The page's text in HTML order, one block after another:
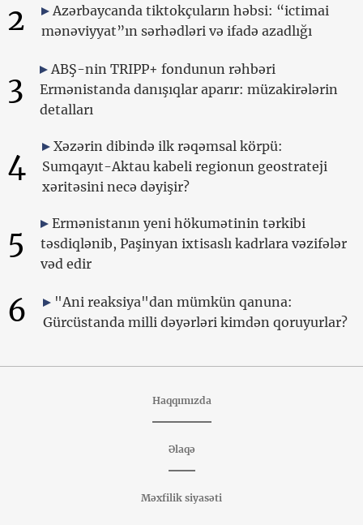
2
Azərbaycanda tiktokçuların həbsi: “ictimai
mənəviyyat”ın sərhədləri və ifadə azadlığı
3
ABŞ-nin TRIPP+ fondunun rəhbəri
Ermənistanda danışıqlar aparır: müzakirələrin
detalları
4
Xəzərin dibində ilk rəqəmsal körpü:
Sumqayıt-Aktau kabeli regionun geostrateji
xəritəsini necə dəyişir?
5
Ermənistanın yeni hökumətinin tərkibi
təsdiqlənib, Paşinyan ixtisaslı kadrlara vəzifələr
vəd edir
6
"Ani reaksiya"dan mümkün qanuna:
Gürcüstanda milli dəyərləri kimdən qoruyurlar?
Haqqımızda
Əlaqə
Məxfilik siyasəti